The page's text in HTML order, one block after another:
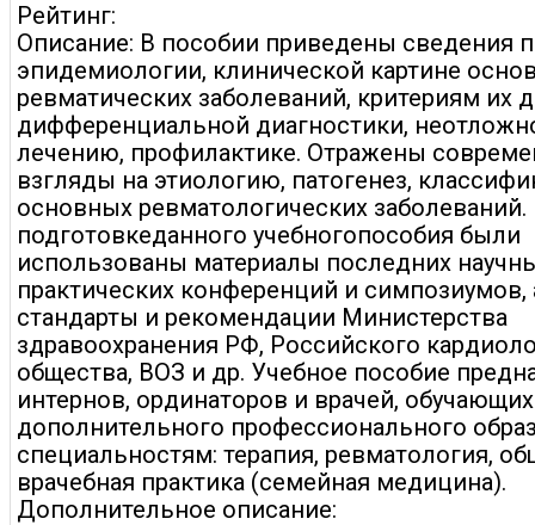
Рейтинг:
Описание: В пособии приведены сведения
эпидемиологии, клинической картине
ревматических заболеваний, критериям их
дифференциальной диагностики,
лечению, профилактике. Отражены
взгляды на этиологию, патогенез,
основных ревматологических
подготовкеданного учебногопособия были
использованы материалы последних
практических конференций и симпозиумов,
стандарты и рекомендации Министерства
здравоохранения РФ, Российского
общества, ВОЗ и др. Учебное пособие
интернов, ординаторов и врачей,
дополнительного профессионального
специальностям: терапия, ревматология,
врачебная практика (семейная медицина).
Дополнительное описание: